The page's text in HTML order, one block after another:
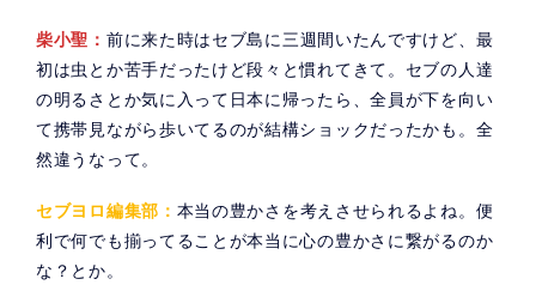
柴小聖： 前に来た時はセブ島に三週間いたんですけど、最
初は虫とか苦手だったけど段々と慣れてきて。セブの人達
の明るさとか気に入って日本に帰ったら、全員が下を向い
て携帯見ながら歩いてるのが結構ショックだったかも。全
然違うなって。
セブヨロ編集部： 本当の豊かさを考えさせられるよね。便
利で何でも揃ってることが本当に心の豊かさに繋がるのか
な？とか。